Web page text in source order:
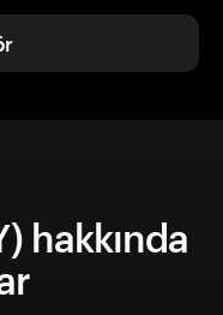
hakkında